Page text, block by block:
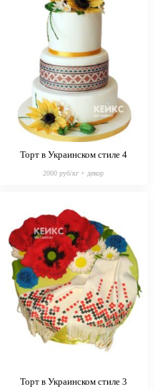
Торт в Украинском стиле 4
2000 руб/кг + декор
Торт в Украинском стиле 3